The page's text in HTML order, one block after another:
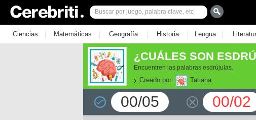
Ciencias | Matemáticas | Geografía | Historia | Lengua |
¿CUÁLES SON
Encuentren las palabras esdrújulas.
Creado por: Tatiana
00/05 00/02